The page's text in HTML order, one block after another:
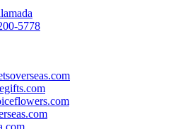
5778